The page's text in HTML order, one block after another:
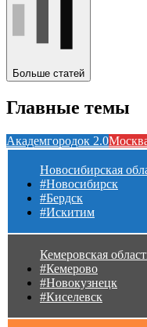
Больше статей
Главные темы
Академгородок 2.0
Новосибирская
#Новосибирск
#Бердск
#Искитим
Кемеровская
#Кемерово
#Новокузнецк
#Киселевск